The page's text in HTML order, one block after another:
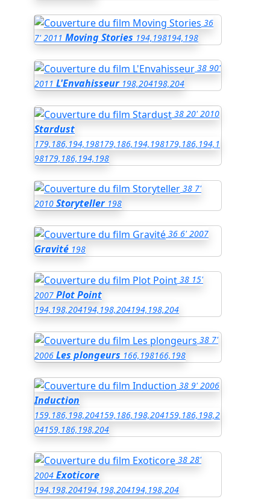
36
7' 2011 Moving Stories 194,198194,198
38 90'
2011 L'Envahisseur 198,204198,204
38 20' 2010
Stardust
179,186,194,198179,186,194,198179,186,194,1
98179,186,194,198
38 7'
2010 Storyteller 198
36 6' 2007
Gravité 198
38 15'
2007 Plot Point
194,198,204194,198,204194,198,204
38 7'
2006 Les plongeurs 166,198166,198
38 9' 2006
Induction
159,186,198,204159,186,198,204159,186,198,2
04159,186,198,204
38 28'
2004 Exoticore
194,198,204194,198,204194,198,204